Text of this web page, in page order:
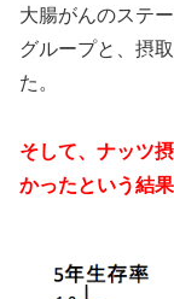
大腸がんのステ
グループと、摂
た。
そして、ナッツ
かったという結